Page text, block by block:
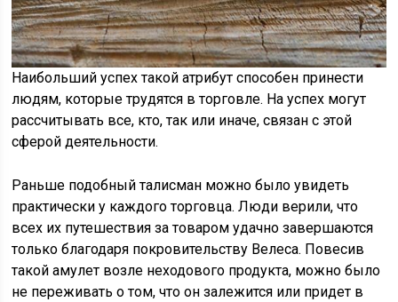
Наибольший успех такой атрибут способен принести
людям, которые трудятся в торговле. На успех могут
рассчитывать все, кто, так или иначе, связан с этой
сферой деятельности.
Раньше подобный талисман можно было увидеть
практически у каждого торговца. Люди верили, что
всех их путешествия за товаром удачно завершаются
только благодаря покровительству Велеса. Повесив
такой амулет возле неходового продукта, можно было
не переживать о том, что он залежится или придет в